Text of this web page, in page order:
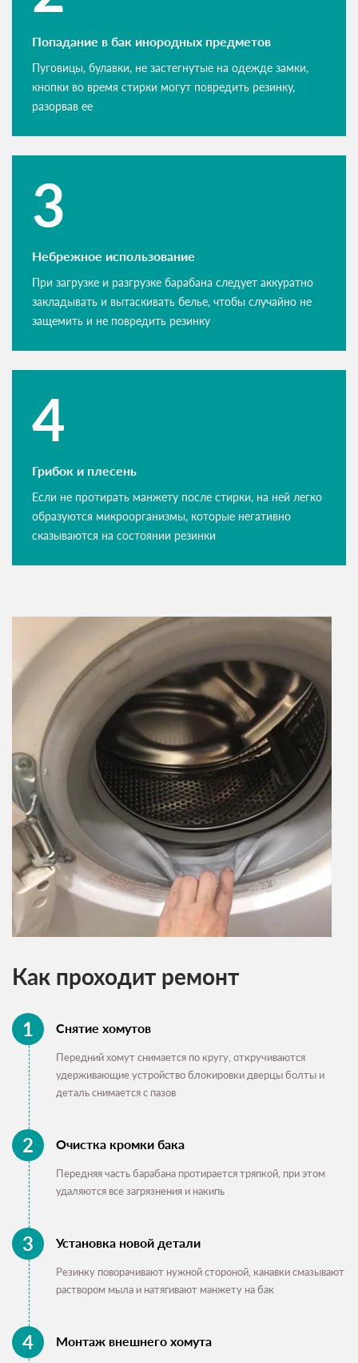
Попадание в бак инородных предметов
Пуговицы, булавки, не застегнутые на одежде замки,
кнопки во время стирки могут повредить резинку,
разорвав ее
Небрежное использование
При загрузке и разгрузке барабана следует аккуратно
закладывать и вытаскивать белье, чтобы случайно не
защемить и не повредить резинку
Грибок и плесень
Если не протирать манжету после стирки, на ней легко
образуются микроорганизмы, которые негативно
сказываются на состоянии резинки
Как проходит ремонт
Снятие хомутов
Передний хомут снимается по кругу, откручиваются
удерживающие устройство блокировки дверцы болты и
деталь снимается с пазов
Очистка кромки бака
Передняя часть барабана протирается тряпкой, при этом
удаляются все загрязнения и накипь
Установка новой детали
Резинку поворачивают нужной стороной, канавки смазывают
раствором мыла и натягивают манжету на бак
Монтаж внешнего хомута